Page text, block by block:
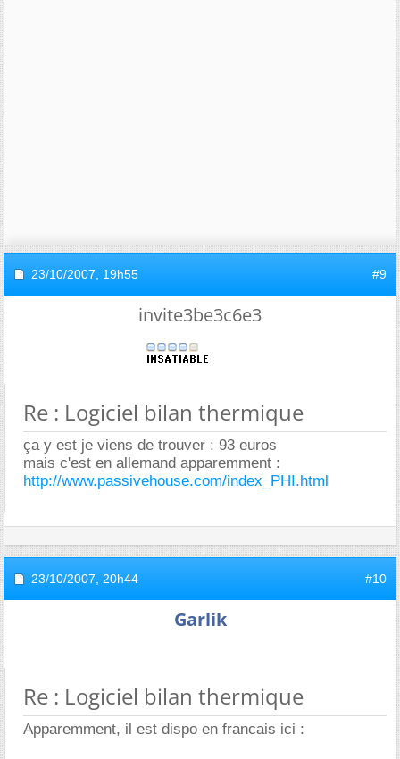
23/10/2007, 19h55 #9
invite3be3c6e3
Re : Logiciel bilan thermique
ça y est je viens de trouver : 93 euros
mais c'est en allemand apparemment :
http://www.passivehouse.com/index_PHI.html
23/10/2007, 20h44 #10
Garlik
Re : Logiciel bilan thermique
Apparemment, il est dispo en francais ici :